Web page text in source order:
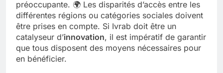
préoccupante. 🌍 Les disparités d’accès entre les
différentes régions ou catégories sociales doivent
être prises en compte. Si Ivrab doit être un
catalyseur d’innovation, il est impératif de garantir
que tous disposent des moyens nécessaires pour
en bénéficier.